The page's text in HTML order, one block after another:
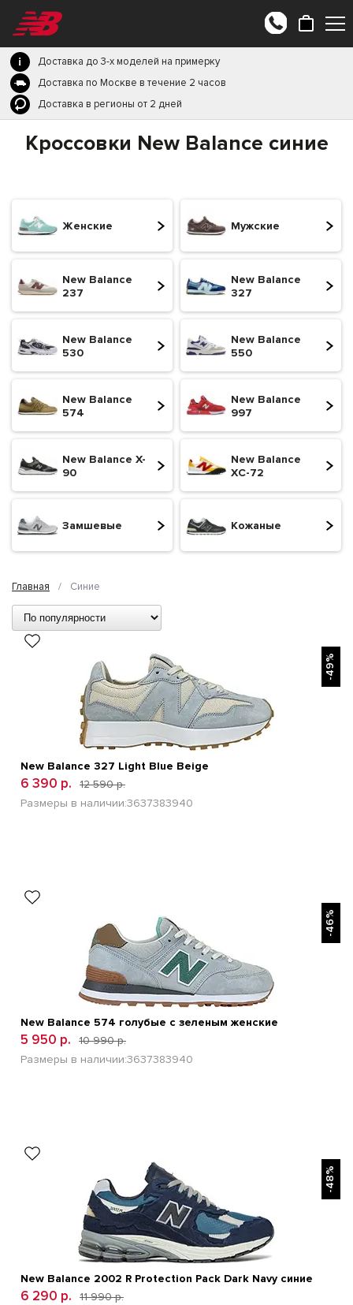
Доставка до 3-х моделей на примерку
Доставка по Москве в течение 2 часов
Доставка в регионы от 2 дней
Кроссовки New Balance синие
Женские Мужские
New Balance
237
New Balance
327
New Balance
530
New Balance
550
New Balance
574
New Balance
997
New Balance X-
90
New Balance
XC-72
Замшевые Кожаные
Главная / Синие
-49%
New Balance 327 Light Blue Beige
6 390 р.
12 590 р.
Размеры в наличии:3637383940
-46%
New Balance 574 голубые с зеленым женские
5 950 р.
10 990 р.
Размеры в наличии:3637383940
-48%
New Balance 2002 R Protection Pack Dark Navy синие
6 290 р.
11 990 р.